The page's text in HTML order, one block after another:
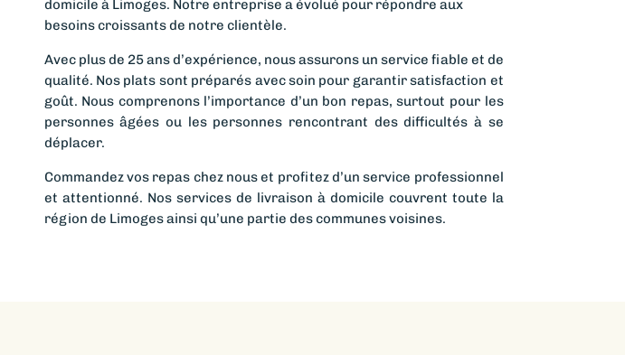
domicile à Limoges. Notre entreprise a évolué pour répondre aux
besoins croissants de notre clientèle.
Avec plus de 25 ans d’expérience, nous assurons un service fiable et de
qualité. Nos plats sont préparés avec soin pour garantir satisfaction et
goût. Nous comprenons l’importance d’un bon repas, surtout pour les
personnes âgées ou les personnes rencontrant des difficultés à se
déplacer.
Commandez vos repas chez nous et profitez d’un service professionnel
et attentionné. Nos services de livraison à domicile couvrent toute la
région de Limoges ainsi qu’une partie des communes voisines.